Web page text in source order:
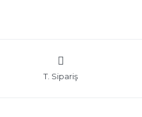
T. Sipariş